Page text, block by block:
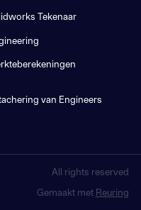
Tekenaar
van Engineers
All rights reserved
Gemaakt met Reuring